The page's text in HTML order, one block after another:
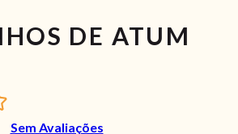
DE ATUM
Sem Avaliações